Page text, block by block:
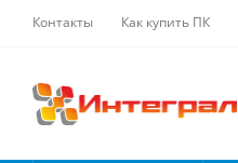
Контакты Как купить ПК